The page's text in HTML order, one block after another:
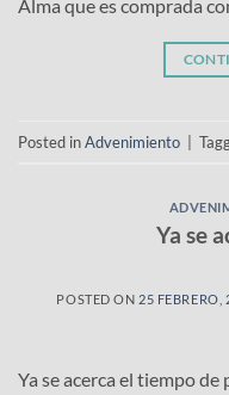
Alma que es comprada
Posted inAdvenimiento
Ya se
POSTED ON 25 FEBRERO,
Ya se acerca el tiempo